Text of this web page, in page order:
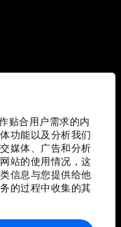
贴合用户需求的内
功能以及分析我们
媒体、广告和分析
站的使用情况，这
信息与您提供给他
的过程中收集的其